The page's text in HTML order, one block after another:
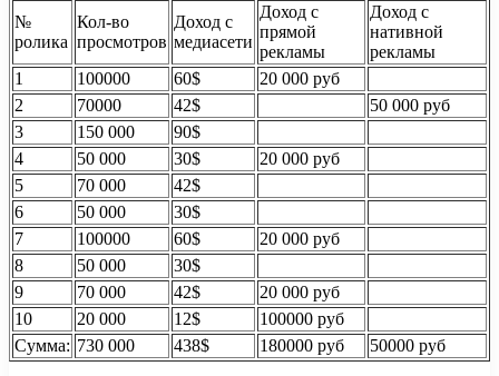
№
ролика
Кол-во
просмотров
Доход с
медиасети
Доход с
прямой
рекламы
Доход с
нативной
рекламы
1
100000 60$
20 000 руб
2
70000 42$
50 000 руб
3
150 000
90$
4
50 000 30$
20 000 руб
5
70 000
42$
6
50 000
30$
7
100000 60$
20 000 руб
8
50 000
30$
9
70 000 42$
20 000 руб
10
20 000 12$
100000 руб
Сумма: 730 000 438$ 180000 руб 50000 руб